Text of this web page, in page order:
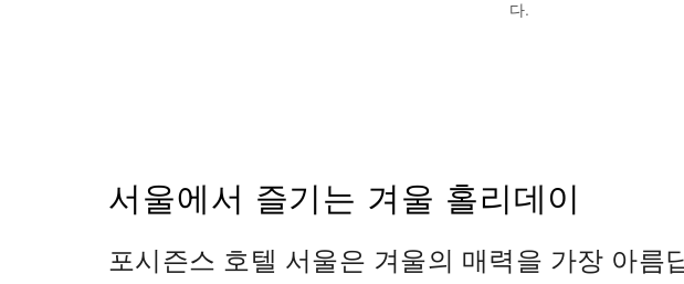
다.
서울에서 즐기는 겨울 홀리데이
포시즌스 호텔 서울은 겨울의 매력을 가장 아름